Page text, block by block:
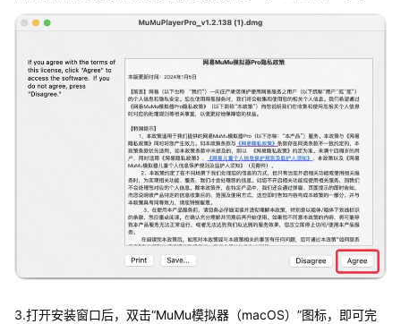
3.打开安装窗口后，双击“MuMu模拟器（macOS）”图标，即可完